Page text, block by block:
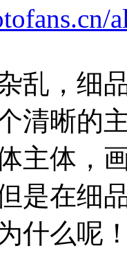
乱，细
清晰的
主体，
是在细
什么呢